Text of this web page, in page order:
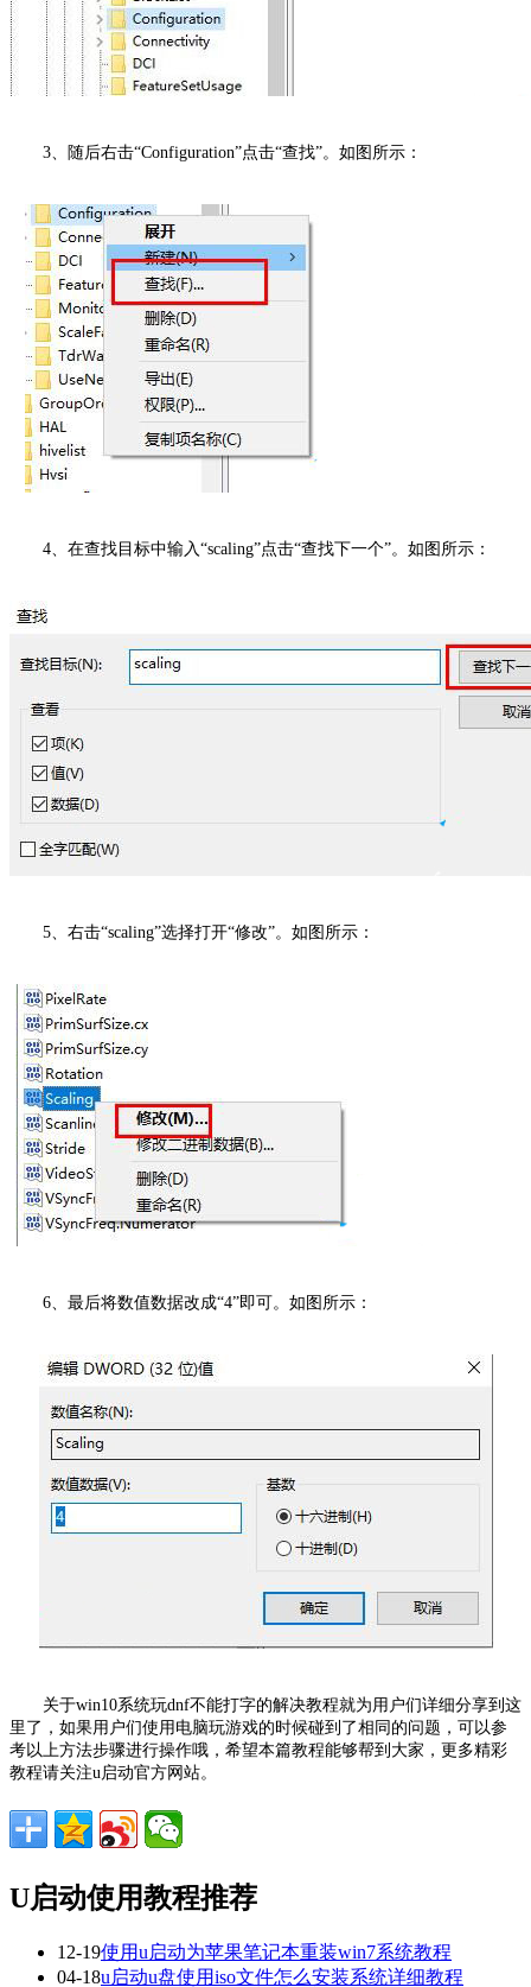
3、随后右击“Configuration”点击“查找”。如图所示：
4、在查找目标中输入“scaling”点击“查找下一个”。如图所示：
5、右击“scaling”选择打开“修改”。如图所示：
6、最后将数值数据改成“4”即可。如图所示：
关于win10系统玩dnf不能打字的解决教程就为用户们详细分享到这
里了，如果用户们使用电脑玩游戏的时候碰到了相同的问题，可以参
考以上方法步骤进行操作哦，希望本篇教程能够帮到大家，更多精彩
教程请关注u启动官方网站。
U启动使用教程推荐
12-19使用u启动为苹果笔记本重装win7系统教程
04-18u启动u盘使用iso文件怎么安装系统详细教程